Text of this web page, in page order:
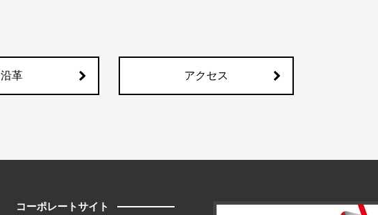
沿革 アクセス
コーポレートサイト